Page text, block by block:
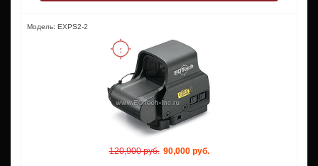
Модель: EXPS2-2
120,900 руб. 90,000 руб.